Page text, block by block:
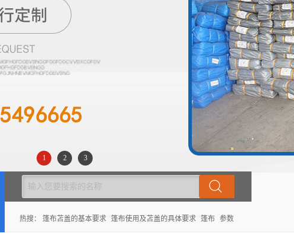
1 2 3
热搜： 篷布苫盖的基本要求 篷布使用及苫盖的具体要求 篷布 参数